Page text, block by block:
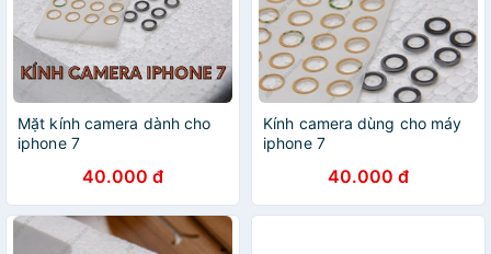
Mặt kính camera dành cho
iphone 7
40.000 đ
Kính camera dùng cho máy
iphone 7
40.000 đ